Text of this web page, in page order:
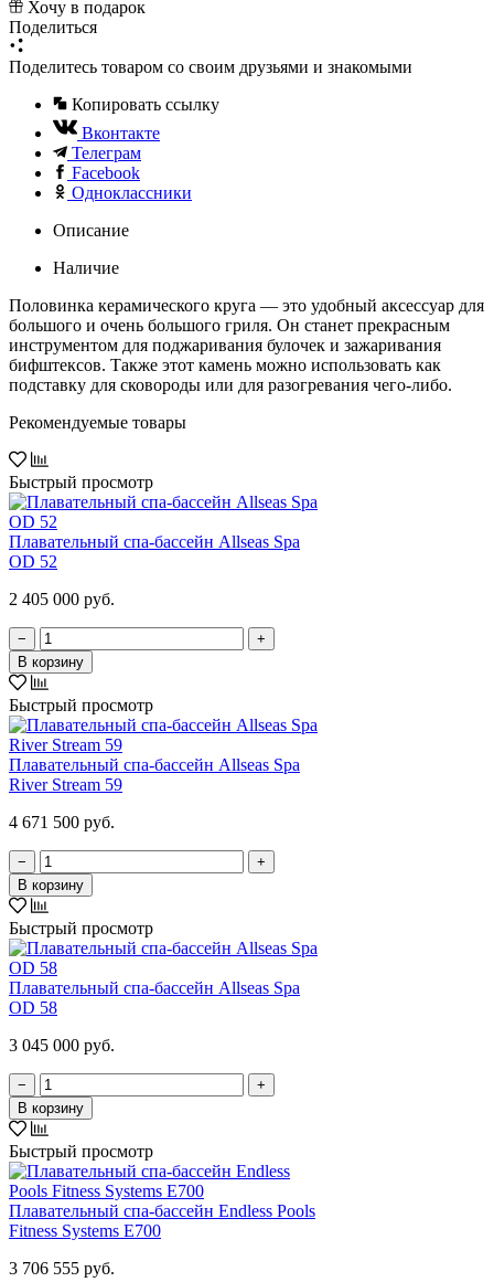
Хочу в подарок
Поделиться
Поделитесь товаром со своим друзьями и знакомыми
Копировать ссылку
Вконтакте
Телеграм
Facebook
Одноклассники
Описание
Наличие
Половинка керамического круга — это удобный аксессуар для
большого и очень большого гриля. Он станет прекрасным
инструментом для поджаривания булочек и зажаривания
бифштексов. Также этот камень можно использовать как
подставку для сковороды или для разогревания чего-либо.
Рекомендуемые товары
Быстрый просмотр
Плавательный спа-бассейн Allseas Spa
OD 52
2 405 000 руб.
−
+
В корзину
Быстрый просмотр
Плавательный спа-бассейн Allseas Spa
River Stream 59
4 671 500 руб.
−
+
В корзину
Быстрый просмотр
Плавательный спа-бассейн Allseas Spa
OD 58
3 045 000 руб.
−
+
В корзину
Быстрый просмотр
Плавательный спа-бассейн Endless Pools
Fitness Systems E700
3 706 555 руб.